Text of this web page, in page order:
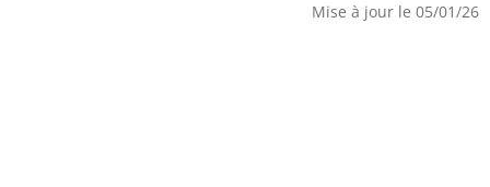
Mise à jour le 05/01/26